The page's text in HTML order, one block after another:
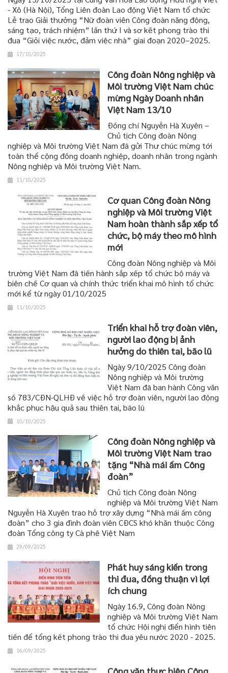
- Xô (Hà Nội), Tổng Liên đoàn Lao động Việt Nam tổ chức
Lễ trao Giải thưởng “Nữ đoàn viên Công đoàn năng động,
sáng tạo, trách nhiệm” lần thứ I và sơ kết phong trào thi
đua “Giỏi việc nước, đảm việc nhà” giai đoạn 2020–2025.
17/10/2025
Công đoàn Nông nghiệp và
Môi trường Việt Nam chúc
mừng Ngày Doanh nhân
Việt Nam 13/10
Đồng chí Nguyễn Hà Xuyên –
Chủ tịch Công đoàn Nông
nghiệp và Môi trường Việt Nam đã gửi Thư chúc mừng tới
toàn thể cộng đồng doanh nghiệp, doanh nhân trong ngành
Nông nghiệp và Môi trường Việt Nam.
11/10/2025
Cơ quan Công đoàn Nông
nghiệp và Môi trường Việt
Nam hoàn thành sắp xếp tổ
chức, bộ máy theo mô hình
mới
Công đoàn Nông nghiệp và Môi
trường Việt Nam đã tiến hành sắp xếp tổ chức bộ máy và
biên chế Cơ quan và chính thức triển khai mô hình tổ chức
mới kể từ ngày 01/10/2025
11/10/2025
Triển khai hỗ trợ đoàn viên,
người lao động bị ảnh
hưởng do thiên tai, bão lũ
Ngày 9/10/2025 Công đoàn
Nông nghiệp và Môi trường
Việt Nam đã ban hành Công văn
số 783/CĐN-QLHĐ về việc hỗ trợ đoàn viên, người lao động
khắc phục hậu quả sau thiên tai, bão lũ
10/10/2025
Công đoàn Nông nghiệp và
Môi trường Việt Nam trao
tặng “Nhà mái ấm Công
đoàn”
Chủ tịch Công đoàn Nông
nghiệp và Môi trường Việt Nam
Nguyễn Hà Xuyên trao hỗ trợ xây dựng “Nhà mái ấm công
đoàn” cho 3 gia đình đoàn viên CĐCS khó khăn thuộc Công
đoàn Tổng công ty Cà phê Việt Nam
29/09/2025
Phát huy sáng kiến trong
thi đua, đồng thuận vì lợi
ích chung
Ngày 16.9, Công đoàn Nông
nghiệp và Môi trường Việt Nam
tổ chức Hội nghị điển hình tiên
tiến để tổng kết phong trào thi đua yêu nước 2020 - 2025.
16/09/2025
Công văn thực hiện Công